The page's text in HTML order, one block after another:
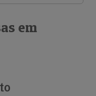
em